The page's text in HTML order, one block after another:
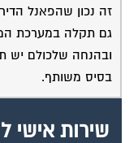
זה נכון שהפאנל
גם תקלה במערכת
ובהנחה שלכולם יש
בסיס משותף.
שירות אישי